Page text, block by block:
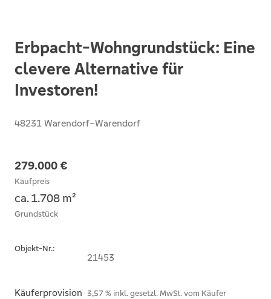
Erbpacht-Wohngrundstück: Eine
clevere Alternative für
Investoren!
48231 Warendorf–Warendorf
279.000 €
Kaufpreis
ca. 1.708 m²
Grundstück
Objekt-Nr.:
21453
Käuferprovision 3,57 % inkl. gesetzl. MwSt. vom Käufer